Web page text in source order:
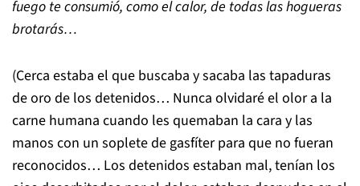
fuego te consumió, como el calor, de todas las hogueras
brotarás…
(Cerca estaba el que buscaba y sacaba las tapaduras
de oro de los detenidos… Nunca olvidaré el olor a la
carne humana cuando les quemaban la cara y las
manos con un soplete de gasfíter para que no fueran
reconocidos… Los detenidos estaban mal, tenían los